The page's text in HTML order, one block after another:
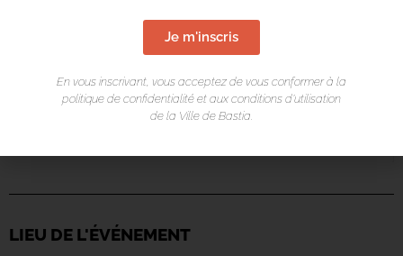
LIEU DE L'ÉVÉNEMENT
Je m'inscris
En vous inscrivant, vous acceptez de vous conformer à la
politique de confidentialité et aux conditions d’utilisation
de la Ville de Bastia.